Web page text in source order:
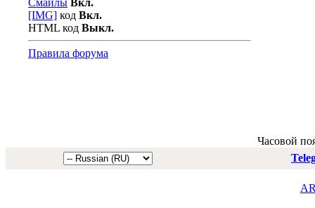
Смайлы Вкл.
[IMG] код Вкл.
HTML код Выкл.
Правила форума
Часовой